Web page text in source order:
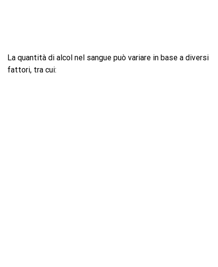
La quantità di alcol nel sangue può variare in base a diversi
fattori, tra cui: